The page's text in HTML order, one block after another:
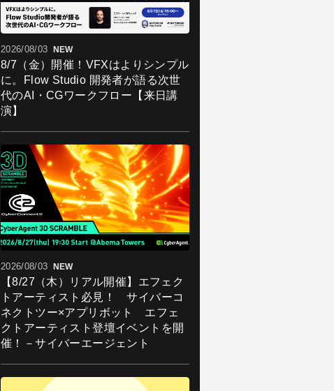
2026/08/03 NEW
8/7（金）開催！VFXはよりシンプル
に。Flow Studio 開発者が語る次世
代のAI・CGワークフロー【来日講
演】
2026/08/03 NEW
【8/27（木）リアル開催】エフェク
トアーティスト必見！ サイバーコ
ネクトツー×アプリボット エフェ
クトアーティスト登壇イベントを開
催！－サイバーエージェント